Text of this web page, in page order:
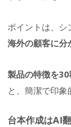
ポイントは、シ
海外の顧客に分
製品の特徴を
と、簡潔で印象
台本作成はAI